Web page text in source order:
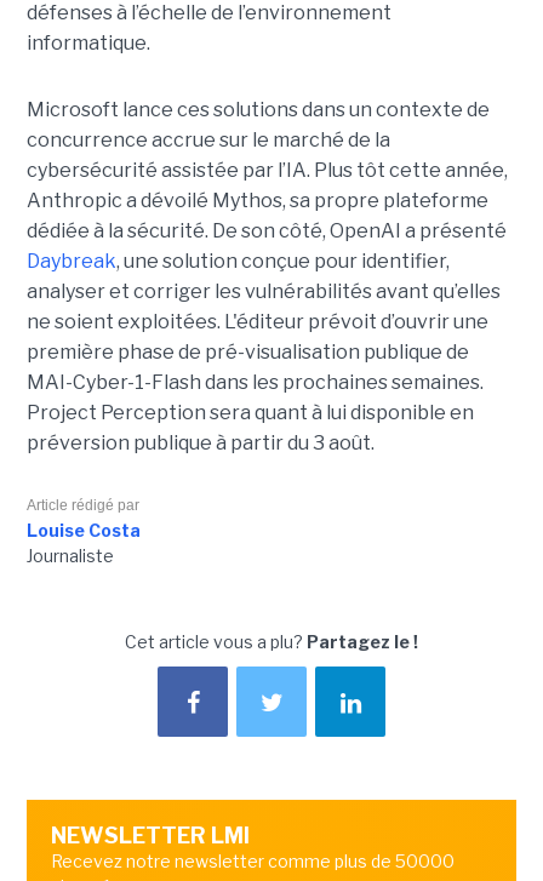
défenses à l’échelle de l’environnement
informatique.
Microsoft lance ces solutions dans un contexte de
concurrence accrue sur le marché de la
cybersécurité assistée par l’IA. Plus tôt cette année,
Anthropic a dévoilé Mythos, sa propre plateforme
dédiée à la sécurité. De son côté, OpenAI a présenté
Daybreak, une solution conçue pour identifier,
analyser et corriger les vulnérabilités avant qu’elles
ne soient exploitées. L'éditeur prévoit d’ouvrir une
première phase de pré-visualisation publique de
MAI-Cyber-1-Flash dans les prochaines semaines.
Project Perception sera quant à lui disponible en
préversion publique à partir du 3 août.
Article rédigé par
Louise Costa
Journaliste
Cet article vous a plu? Partagez le !
NEWSLETTER LMI
Recevez notre newsletter comme plus de 50000